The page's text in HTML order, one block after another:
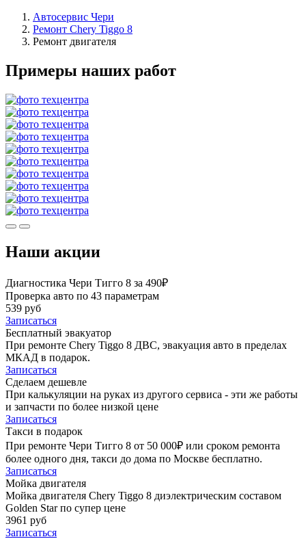
Автосервис Чери
Ремонт Chery Tiggo 8
Ремонт двигателя
Примеры наших работ
Наши акции
Диагностика Чери Тигго 8 за 490₽
Проверка авто по 43 параметрам
539 руб
Записаться
Бесплатный эвакуатор
При ремонте Chery Tiggo 8 ДВС, эвакуация авто в пределах
МКАД в подарок.
Записаться
Сделаем дешевле
При калькуляции на руках из другого сервиса - эти же работы
и запчасти по более низкой цене
Записаться
Такси в подарок
При ремонте Чери Тигго 8 от 50 000₽ или сроком ремонта
более одного дня, такси до дома по Москве бесплатно.
Записаться
Мойка двигателя
Мойка двигателя Chery Tiggo 8 диэлектрическим составом
Golden Star по супер цене
3961 руб
Записаться